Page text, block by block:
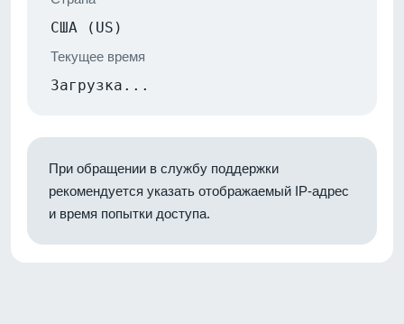
США (US)
Текущее время
Загрузка...
При обращении в службу поддержки
рекомендуется указать отображаемый IP-адрес
и время попытки доступа.